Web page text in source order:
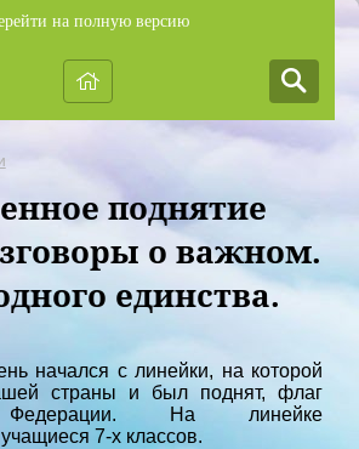
на полную версию
поднятие
о важном.
единства.
начался с линейки, на которой
страны и был поднят, флаг
Федерации. На линейке
7-х классов.